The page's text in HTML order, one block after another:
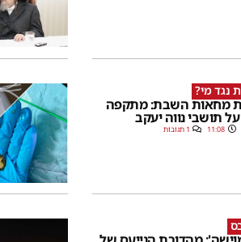
נגד מי?
מחאות השבת: מתקפה
תושבי נווה יעקב
11:08 1 תגובות